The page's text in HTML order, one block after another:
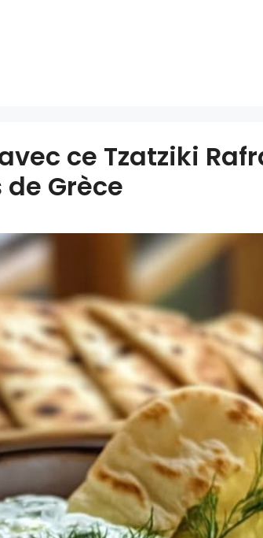
ce Tzatziki
Grèce